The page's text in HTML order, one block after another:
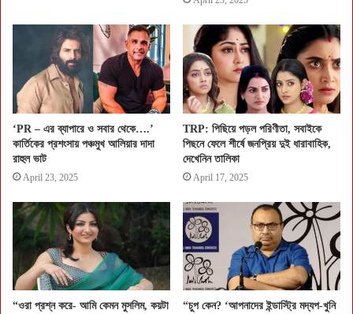
‘PR – এর ব্যাপারে ও সবার থেকে….’
কার্তিকের প্রশংসায় পঞ্চমুখ আলিয়ার দাদা
রাহুল ভাট
April 23, 2025
TRP: পিছিয়ে পড়ল পরিণীতা, সবাইকে
পিছনে ফেলে শীর্ষে জনপ্রিয় দুই ধারাবাহিক,
দেখেনিন তালিকা
April 17, 2025
“ওরা প্রশ্ন করে- আমি কেমন মুসলিম, কয়টা
“চুপ কেন? ‘আপনাদের ইন্ডাস্ট্রি মদ্যপ-খুনি